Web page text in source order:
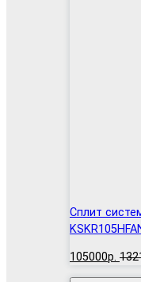
Сплит
105000р.